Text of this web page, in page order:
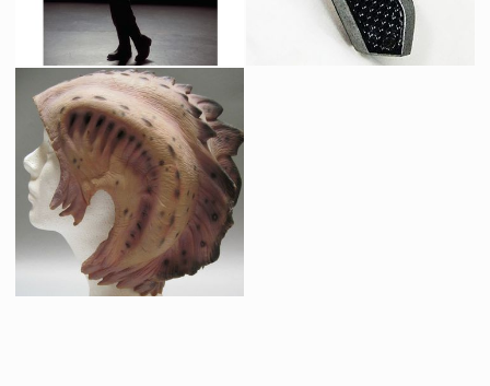
Combinaison originale de Gwen DeMarco (Sigourney Weaver)
Vu à l'écran